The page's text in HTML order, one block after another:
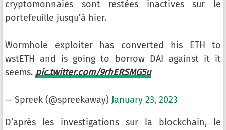
cryptomonnaies sont restées inactives sur le
portefeuille jusqu’à hier.
Wormhole exploiter has converted his ETH to
wstETH and is going to borrow DAI against it it
seems. pic.twitter.com/9rhERSMG5u
— Spreek (@spreekaway) January 23, 2023
D’après les investigations sur la blockchain, le